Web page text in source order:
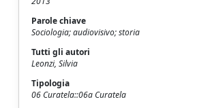
Parole chiave
Sociologia; audiovisivo; storia
Tutti gli autori
Leonzi, Silvia
Tipologia
06 Curatela::06a Curatela